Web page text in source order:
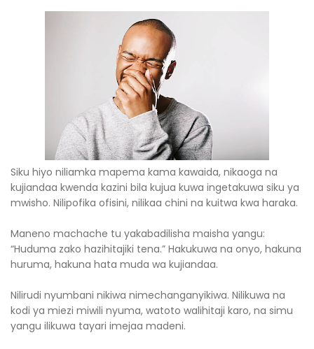
Siku hiyo niliamka mapema kama kawaida, nikaoga na
kujiandaa kwenda kazini bila kujua kuwa ingetakuwa siku ya
mwisho. Nilipofika ofisini, nilikaa chini na kuitwa kwa haraka.
Maneno machache tu yakabadilisha maisha yangu:
“Huduma zako hazihitajiki tena.” Hakukuwa na onyo, hakuna
huruma, hakuna hata muda wa kujiandaa.
Nilirudi nyumbani nikiwa nimechanganyikiwa. Nilikuwa na
kodi ya miezi miwili nyuma, watoto walihitaji karo, na simu
yangu ilikuwa tayari imejaa madeni.